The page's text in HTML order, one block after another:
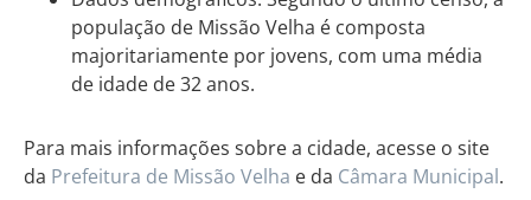
população de Missão Velha é composta
majoritariamente por jovens, com uma média
de idade de 32 anos.
Para mais informações sobre a cidade, acesse o site
da Prefeitura de Missão Velha e da Câmara Municipal.